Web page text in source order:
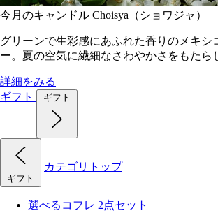
今月のキャンドル Choisya（ショワジャ）
グリーンで生彩感にあふれた香りのメキシ
ー。夏の空気に繊細なさわやかさをもたら
詳細をみる
ギフト
ギフト
ギフト
カテゴリトップ
選べるコフレ 2点セット